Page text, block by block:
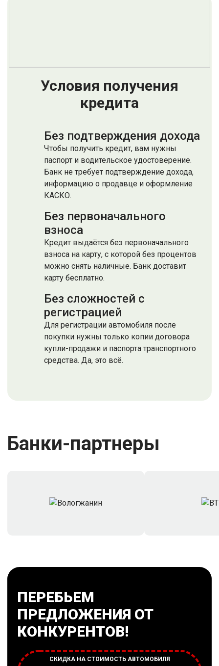
Условия получения
кредита
Без подтверждения дохода
Чтобы получить кредит, вам нужны
паспорт и водительское удостоверение.
Банк не требует подтверждение дохода,
информацию о продавце и оформление
КАСКО.
Без первоначального
взноса
Кредит выдаётся без первоначального
взноса на карту, с которой без процентов
можно снять наличные. Банк доставит
карту бесплатно.
Без сложностей с
регистрацией
Для регистрации автомобиля после
покупки нужны только копии договора
купли-продажи и паспорта транспортного
средства. Да, это всё.
Банки-партнеры
ПЕРЕБЬЕМ
ПРЕДЛОЖЕНИЯ ОТ
КОНКУРЕНТОВ!
СКИДКА НА СТОИМОСТЬ АВТОМОБИЛЯ